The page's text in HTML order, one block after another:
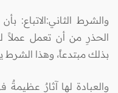
والشرط الثاني:الاتباع:
الحذرِ من أن تعمل
بذلك مبتدعاً، وهذا الشرط
والعبادة لها آثارٌ